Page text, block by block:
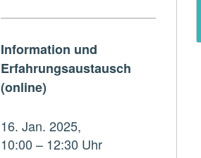
Information und
Erfahrungsaustausch
(online)
16. Jan. 2025,
10:00 – 12:30 Uhr